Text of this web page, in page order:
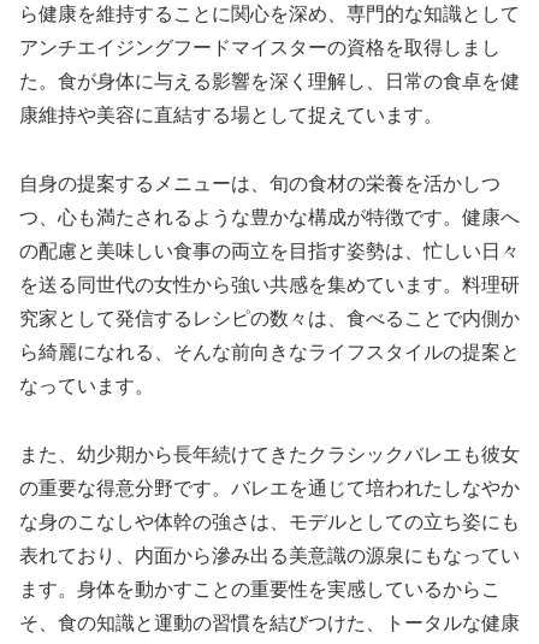
ら健康を維持することに関心を深め、専門的な知識として
アンチエイジングフードマイスターの資格を取得しまし
た。食が身体に与える影響を深く理解し、日常の食卓を健
康維持や美容に直結する場として捉えています。
自身の提案するメニューは、旬の食材の栄養を活かしつ
つ、心も満たされるような豊かな構成が特徴です。健康へ
の配慮と美味しい食事の両立を目指す姿勢は、忙しい日々
を送る同世代の女性から強い共感を集めています。料理研
究家として発信するレシピの数々は、食べることで内側か
ら綺麗になれる、そんな前向きなライフスタイルの提案と
なっています。
また、幼少期から長年続けてきたクラシックバレエも彼女
の重要な得意分野です。バレエを通じて培われたしなやか
な身のこなしや体幹の強さは、モデルとしての立ち姿にも
表れており、内面から滲み出る美意識の源泉にもなってい
ます。身体を動かすことの重要性を実感しているからこ
そ、食の知識と運動の習慣を結びつけた、トータルな健康